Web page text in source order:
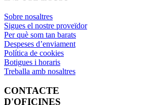
Sobre nosaltres
Sigues el nostre proveïdor
Per què som tan barats
Despeses d’enviament
Política de cookies
Botigues i horaris
Treballa amb nosaltres
CONTACTE
D'OFICINES